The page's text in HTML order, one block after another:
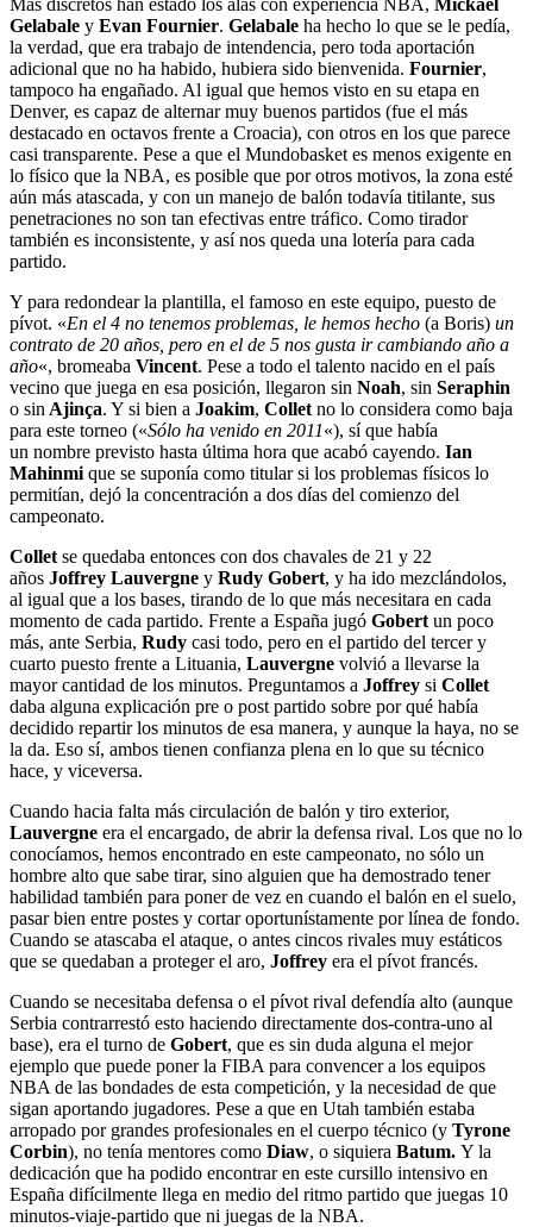
Gelabale y Evan Fournier. Gelabale ha hecho lo que se le pedía,
la verdad, que era trabajo de intendencia, pero toda aportación
adicional que no ha habido, hubiera sido bienvenida. Fournier,
tampoco ha engañado. Al igual que hemos visto en su etapa en
Denver, es capaz de alternar muy buenos partidos (fue el más
destacado en octavos frente a Croacia), con otros en los que parece
casi transparente. Pese a que el Mundobasket es menos exigente en
lo físico que la NBA, es posible que por otros motivos, la zona esté
aún más atascada, y con un manejo de balón todavía titilante, sus
penetraciones no son tan efectivas entre tráfico. Como tirador
también es inconsistente, y así nos queda una lotería para cada
partido.
Y para redondear la plantilla, el famoso en este equipo, puesto de
pívot. «En el 4 no tenemos problemas, le hemos hecho (a Boris) un
contrato de 20 años, pero en el de 5 nos gusta ir cambiando año a
año«, bromeaba Vincent. Pese a todo el talento nacido en el país
vecino que juega en esa posición, llegaron sin Noah, sin Seraphin
o sin Ajinça. Y si bien a Joakim, Collet no lo considera como baja
para este torneo («Sólo ha venido en 2011«), sí que había
un nombre previsto hasta última hora que acabó cayendo. Ian
Mahinmi que se suponía como titular si los problemas físicos lo
permitían, dejó la concentración a dos días del comienzo del
campeonato.
Collet se quedaba entonces con dos chavales de 21 y 22
años Joffrey Lauvergne y Rudy Gobert, y ha ido mezclándolos,
al igual que a los bases, tirando de lo que más necesitara en cada
momento de cada partido. Frente a España jugó Gobert un poco
más, ante Serbia, Rudy casi todo, pero en el partido del tercer y
cuarto puesto frente a Lituania, Lauvergne volvió a llevarse la
mayor cantidad de los minutos. Preguntamos a Joffrey si Collet
daba alguna explicación pre o post partido sobre por qué había
decidido repartir los minutos de esa manera, y aunque la haya, no se
la da. Eso sí, ambos tienen confianza plena en lo que su técnico
hace, y viceversa.
Cuando hacia falta más circulación de balón y tiro exterior,
Lauvergne era el encargado, de abrir la defensa rival. Los que no lo
conocíamos, hemos encontrado en este campeonato, no sólo un
hombre alto que sabe tirar, sino alguien que ha demostrado tener
habilidad también para poner de vez en cuando el balón en el suelo,
pasar bien entre postes y cortar oportunístamente por línea de fondo.
Cuando se atascaba el ataque, o antes cincos rivales muy estáticos
que se quedaban a proteger el aro, Joffrey era el pívot francés.
Cuando se necesitaba defensa o el pívot rival defendía alto (aunque
Serbia contrarrestó esto haciendo directamente dos-contra-uno al
base), era el turno de Gobert, que es sin duda alguna el mejor
ejemplo que puede poner la FIBA para convencer a los equipos
NBA de las bondades de esta competición, y la necesidad de que
sigan aportando jugadores. Pese a que en Utah también estaba
arropado por grandes profesionales en el cuerpo técnico (y Tyrone
Corbin), no tenía mentores como Diaw, o siquiera Batum. Y la
dedicación que ha podido encontrar en este cursillo intensivo en
España difícilmente llega en medio del ritmo partido que juegas 10
minutos-viaje-partido que ni juegas de la NBA.